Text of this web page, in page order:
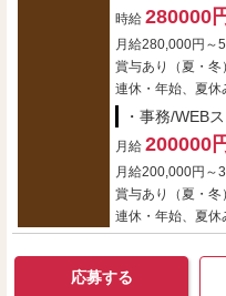
時給 280000
月給280,000円～
賞与あり（夏・冬）
連休・年始、夏休
・事務/WEB
月給 200000
月給200,000円～
賞与あり（夏・冬）
連休・年始、夏休
応募する